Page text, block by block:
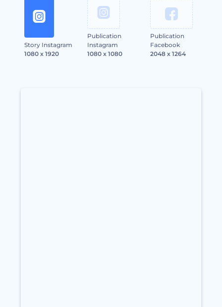
Story Instagram
1080 x 1920
Publication
Instagram
1080 x 1080
Publication
Facebook
2048 x 1264